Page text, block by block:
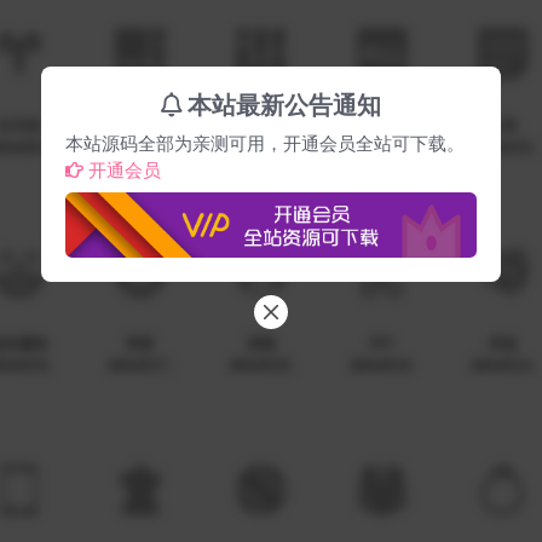
本站最新公告通知
本站源码全部为亲测可用，开通会员全站可下载。
开通会员